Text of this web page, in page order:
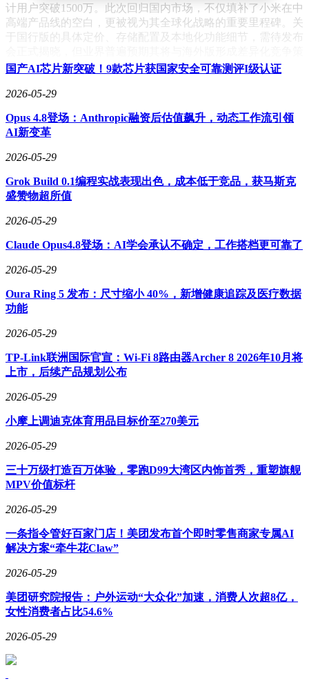
计用户突破1500万。此次回归国内市场，不仅填补了小米在中
高端产品线的空白，更被视为其全球化战略的重要里程碑。关
于国行版的具体定价、存储配置及本地化功能细节，需待发布
略。
国产AI芯片新突破！9款芯片获国家安全可靠测评I级认证
2026-05-29
Opus 4.8登场：Anthropic融资后估值飙升，动态工作流引领
AI新变革
2026-05-29
Grok Build 0.1编程实战表现出色，成本低于竞品，获马斯克
盛赞物超所值
2026-05-29
Claude Opus4.8登场：AI学会承认不确定，工作搭档更可靠了
2026-05-29
Oura Ring 5 发布：尺寸缩小 40%，新增健康追踪及医疗数据
功能
2026-05-29
TP-Link联洲国际官宣：Wi-Fi 8路由器Archer 8 2026年10月将
上市，后续产品规划公布
2026-05-29
小摩上调迪克体育用品目标价至270美元
2026-05-29
三十万级打造百万体验，零跑D99大湾区内饰首秀，重塑旗舰
MPV价值标杆
2026-05-29
一条指令管好百家门店！美团发布首个即时零售商家专属AI
解决方案“牵牛花Claw”
2026-05-29
美团研究院报告：户外运动“大众化”加速，消费人次超8亿，
女性消费者占比54.6%
2026-05-29